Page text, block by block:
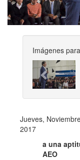
Imágenes
Previous
Jueves,
2017
a una
AEO